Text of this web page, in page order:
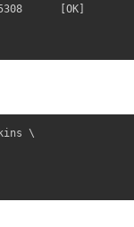
5308      [OK]
\